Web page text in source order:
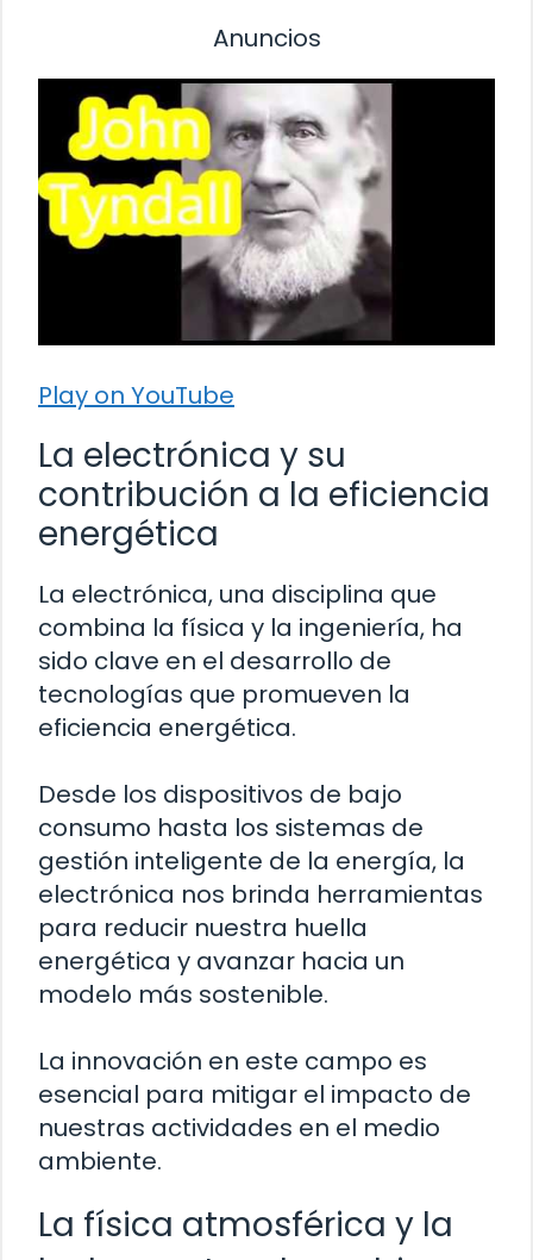
Anuncios
Play on YouTube
La electrónica y su
contribución a la eficiencia
energética
La electrónica, una disciplina que
combina la física y la ingeniería, ha
sido clave en el desarrollo de
tecnologías que promueven la
eficiencia energética.
Desde los dispositivos de bajo
consumo hasta los sistemas de
gestión inteligente de la energía, la
electrónica nos brinda herramientas
para reducir nuestra huella
energética y avanzar hacia un
modelo más sostenible.
La innovación en este campo es
esencial para mitigar el impacto de
nuestras actividades en el medio
ambiente.
La física atmosférica y la